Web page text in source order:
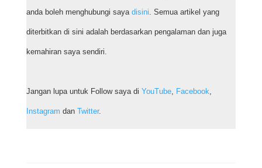
anda boleh menghubungi saya disini. Semua artikel yang
diterbitkan di sini adalah berdasarkan pengalaman dan juga
kemahiran saya sendiri.
Jangan lupa untuk Follow saya di YouTube, Facebook,
Instagram dan Twitter.